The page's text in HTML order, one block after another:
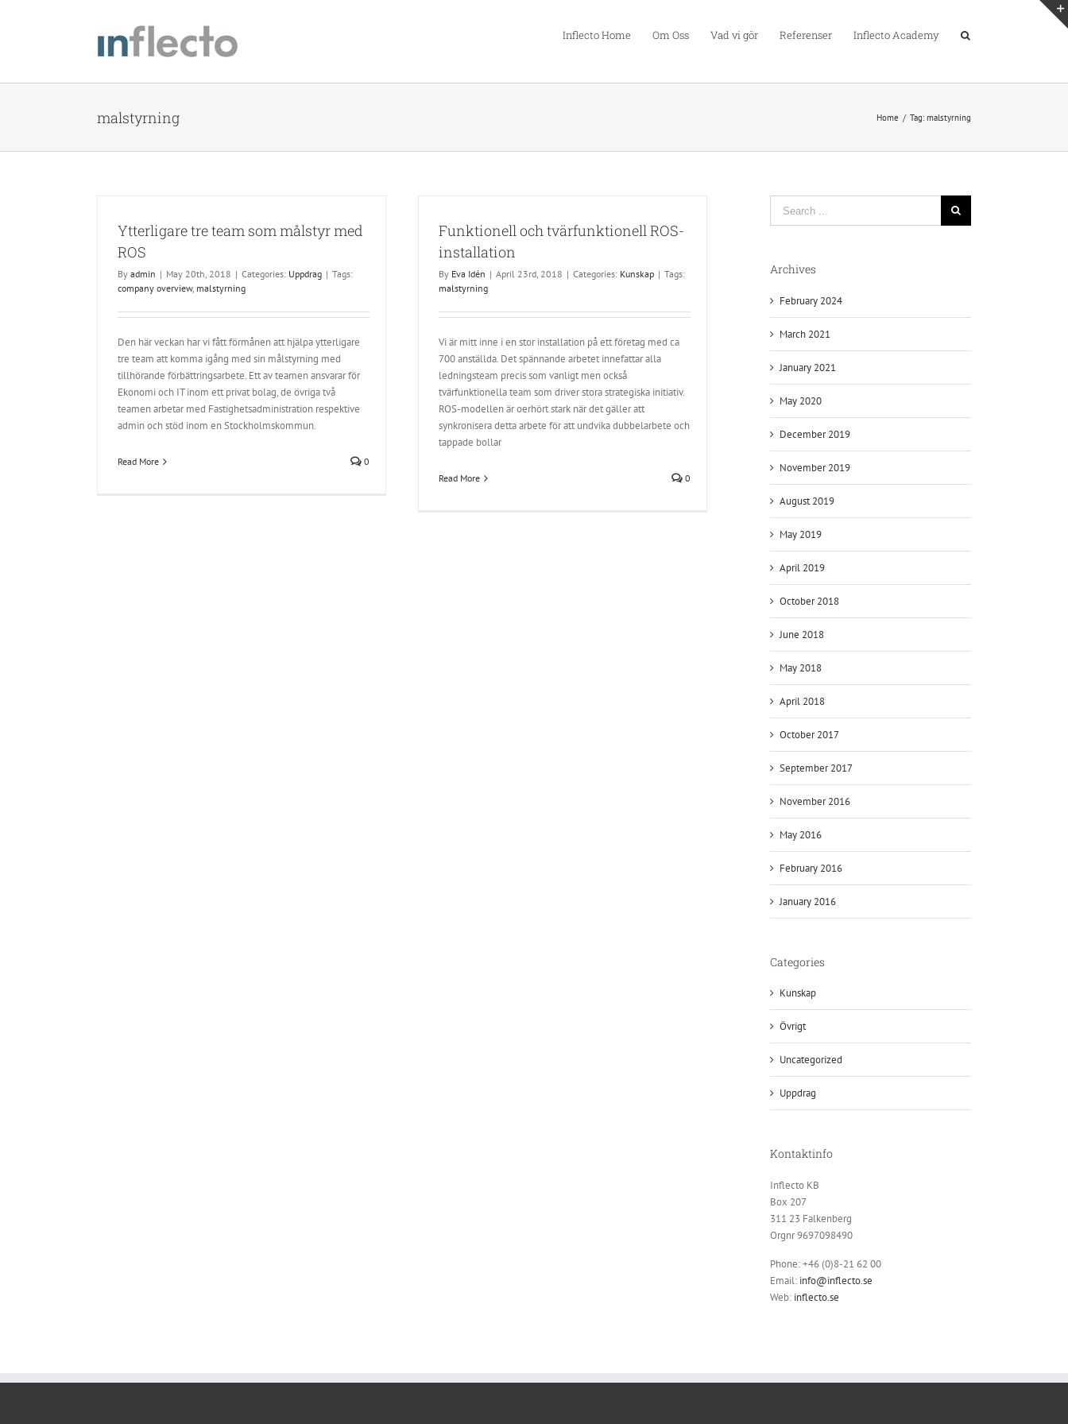
Inflecto Home Om Oss Vad vi gör Referenser Inflecto Academy
malstyrning Home / Tag:malstyrning
Ytterligare tre team som målstyr med
ROS
By admin | May 20th, 2018 | Categories: Uppdrag | Tags:
company overview, malstyrning
Den här veckan har vi fått förmånen att hjälpa ytterligare
tre team att komma igång med sin målstyrning med
tillhörande förbättringsarbete. Ett av teamen ansvarar för
Ekonomi och IT inom ett privat bolag, de övriga två
teamen arbetar med Fastighetsadministration respektive
admin och stöd inom en Stockholmskommun.
Read More 0
Funktionell och tvärfunktionell ROS-
installation
By Eva Idén | April 23rd, 2018 | Categories: Kunskap | Tags:
malstyrning
Vi är mitt inne i en stor installation på ett företag med ca
700 anställda. Det spännande arbetet innefattar alla
ledningsteam precis som vanligt men också
tvärfunktionella team som driver stora strategiska initiativ.
ROS-modellen är oerhört stark när det gäller att
synkronisera detta arbete för att undvika dubbelarbete och
tappade bollar
Read More 0
Archives
February 2024
March 2021
January 2021
May 2020
December 2019
November 2019
August 2019
May 2019
April 2019
October 2018
June 2018
May 2018
April 2018
October 2017
September 2017
November 2016
May 2016
February 2016
January 2016
Categories
Kunskap
Övrigt
Uncategorized
Uppdrag
Kontaktinfo
Inflecto KB
Box 207
311 23 Falkenberg
Orgnr 9697098490
Phone: +46 (0)8-21 62 00
Email: info@inflecto.se
Web: inflecto.se